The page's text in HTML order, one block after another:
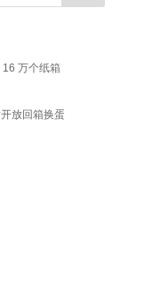
万个纸箱
放回箱换蛋